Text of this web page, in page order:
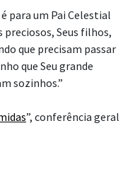
para um Pai Celestial
preciosos, Seus filhos,
que precisam passar
que Seu grande
sozinhos.”
”, conferência geral